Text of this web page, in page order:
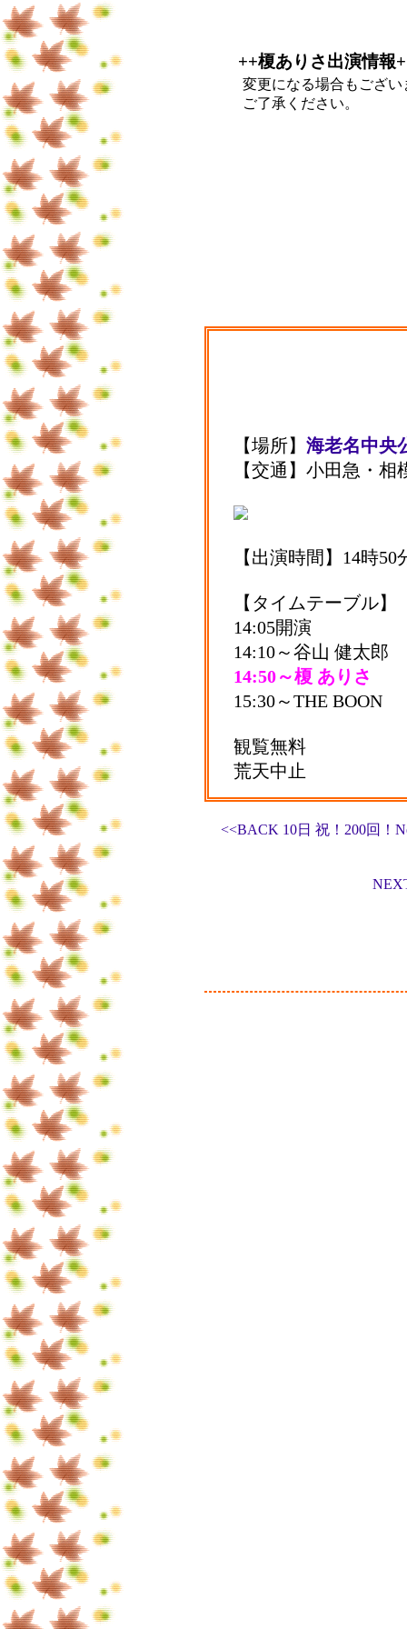
++榎ありさ出演情報
変更になる場合もござい
ご了承ください。
【場所】 海老名中央
【交通】小田急・
【出演時間】14時50
【タイムテーブル】
14:05開演
14:10～谷山 健太郎
14:50～榎 ありさ
15:30～THE BOON
観覧無料
荒天中止
<<BACK 10日 祝！200回！